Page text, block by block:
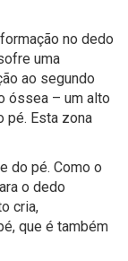
no dedo
uma
ao segundo
óssea – um alto
pé. Esta zona
do pé. Como o
o dedo
cria,
que é também